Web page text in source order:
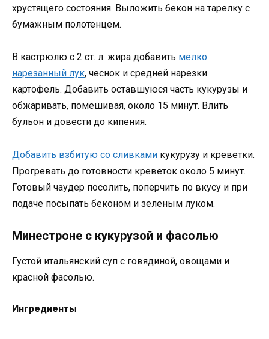
хрустящего состояния. Выложить бекон на тарелку с
бумажным полотенцем.
В кастрюлю с 2 ст. л. жира добавить мелко
нарезанный лук, чеснок и средней нарезки
картофель. Добавить оставшуюся часть кукурузы и
обжаривать, помешивая, около 15 минут. Влить
бульон и довести до кипения.
Добавить взбитую со сливками кукурузу и креветки.
Прогревать до готовности креветок около 5 минут.
Готовый чаудер посолить, поперчить по вкусу и при
подаче посыпать беконом и зеленым луком.
Минестроне с кукурузой и фасолью
Густой итальянский суп с говядиной, овощами и
красной фасолью.
Ингредиенты